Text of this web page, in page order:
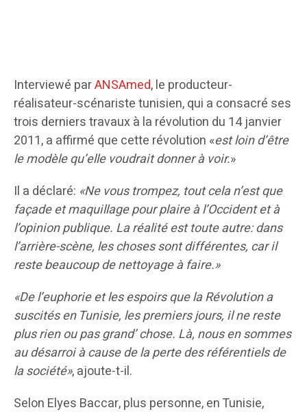
Interviewé parANSAmed, le producteur-
réalisateur-scénariste tunisien, qui a consacré ses
trois derniers travaux à la révolution du 14 janvier
2011, a affirmé que cette révolution «est loin d’être
le modèle qu’elle voudrait donner à voir.»
Il a déclaré: «Ne vous trompez, tout cela n’est que
façade et maquillage pour plaire à l’Occident et à
l’opinion publique. La réalité est toute autre: dans
l’arrière-scène, les choses sont différentes, car il
reste beaucoup de nettoyage à faire.»
«De l’euphorie et les espoirs que la Révolution a
suscités en Tunisie, les premiers jours, il ne reste
plus rien ou pas grand’ chose. Là, nous en sommes
au désarroi à cause de la perte des référentiels de
la société», ajoute-t-il.
Selon Elyes Baccar, plus personne, en Tunisie,